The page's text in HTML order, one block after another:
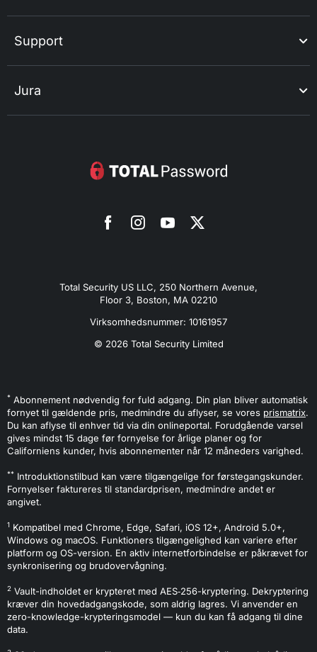
Total Security US LLC, 250 Northern Avenue,
Floor 3, Boston, MA 02210
Virksomhedsnummer: 10161957
© 2026 Total Security Limited
Support
Jura
* Abonnement nødvendig for fuld adgang. Din plan bliver automatisk
fornyet til gældende pris, medmindre du aflyser, se vores prismatrix.
Du kan aflyse til enhver tid via din onlineportal. Forudgående varsel
gives mindst 15 dage før fornyelse for årlige planer og for
Californiens kunder, hvis abonnementer når 12 måneders varighed.
** Introduktionstilbud kan være tilgængelige for førstegangskunder.
Fornyelser faktureres til standardprisen, medmindre andet er
angivet.
1 Kompatibel med Chrome, Edge, Safari, iOS 12+, Android 5.0+,
Windows og macOS. Funktioners tilgængelighed kan variere efter
platform og OS-version. En aktiv internetforbindelse er påkrævet for
synkronisering og brudovervågning.
2 Vault-indholdet er krypteret med AES‑256-kryptering. Dekryptering
kræver din hovedadgangskode, som aldrig lagres. Vi anvender en
zero-knowledge-krypteringsmodel — kun du kan få adgang til dine
data.